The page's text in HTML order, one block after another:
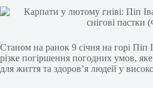
Станом на ранок 9 січня на горі Піп
різке погіршення погодних умов,
для життя та здоров’я людей у